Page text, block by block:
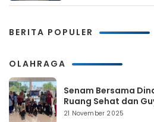
BERITA POPULER
OLAHRAGA
Senam Bersama
Ruang Sehat dan
21 November 2025